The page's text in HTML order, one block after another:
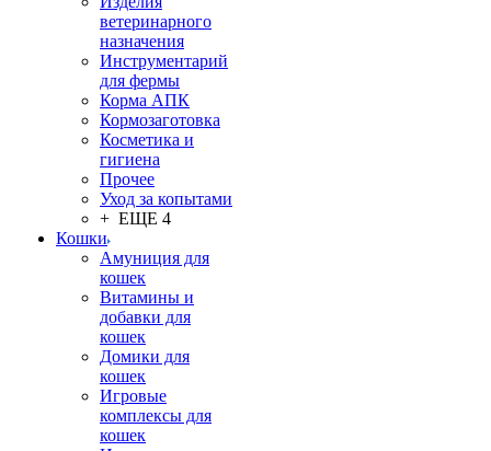
ветеринарного
назначения
Инструментарий
для фермы
Корма АПК
Кормозаготовка
Косметика и
гигиена
Прочее
Уход за копытами
+ ЕЩЕ 4
Кошки
Амуниция для
кошек
Витамины и
добавки для
кошек
Домики для
кошек
Игровые
комплексы для
кошек